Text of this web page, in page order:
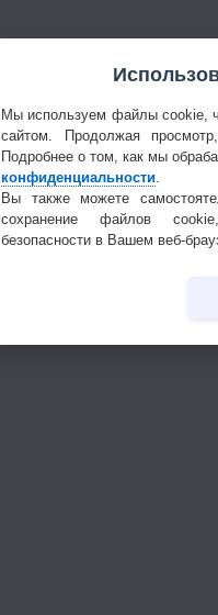
Мы используем файлы cookie,
сайтом. Продолжая
Подробнее о том, как мы
конфиденциальности.
Вы также можете
сохранение файлов
безопасности в Вашем веб-